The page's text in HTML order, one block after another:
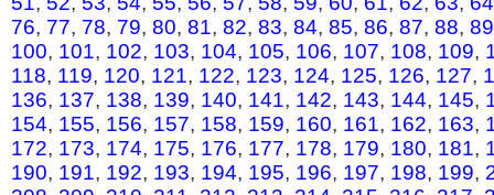
76, 77, 78, 79, 80, 81, 82, 83, 84, 85, 86, 87, 88, 89
100, 101, 102, 103, 104, 105, 106, 107, 108, 109,
118, 119, 120, 121, 122, 123, 124, 125, 126, 127,
136, 137, 138, 139, 140, 141, 142, 143, 144, 145,
154, 155, 156, 157, 158, 159, 160, 161, 162, 163,
172, 173, 174, 175, 176, 177, 178, 179, 180, 181,
190, 191, 192, 193, 194, 195, 196, 197, 198, 199,